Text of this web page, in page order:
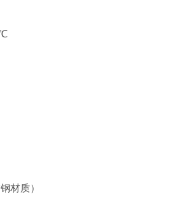
材质）